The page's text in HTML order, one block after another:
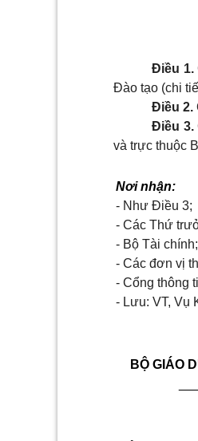
Điều 1.
Đào tạo (chi
Điều 2.
Điều 3.
và trực thuộc
Nơi nhận:
- Như Điều 3;
- Các Thứ
- Bộ Tài chính;
- Các đơn vị
- Cổng thông
- Lưu: VT, Vụ
BỘ GIÁO